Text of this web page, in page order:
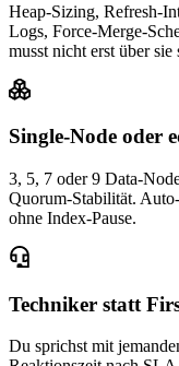
Heap-Sizing, Refresh-
Logs, Force-Merge-
musst nicht erst über sie
Single-Node oder
3, 5, 7 oder 9 Data-
Quorum-Stabilität.
ohne Index-Pause.
Techniker statt
Du sprichst mit